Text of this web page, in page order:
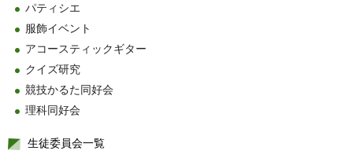
パティシエ
服飾イベント
アコースティックギター
クイズ研究
競技かるた同好会
理科同好会
生徒委員会一覧